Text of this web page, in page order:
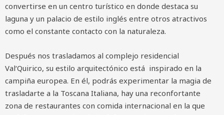
convertirse en un centro turístico en donde destaca su
laguna y un palacio de estilo inglés entre otros atractivos
como el constante contacto con la naturaleza.
Después nos trasladamos al complejo residencial
Val‘Quirico, su estilo arquitectónico está inspirado en la
campiña europea. En él, podrás experimentar la magia de
trasladarte a la Toscana Italiana, hay una reconfortante
zona de restaurantes con comida internacional en la que